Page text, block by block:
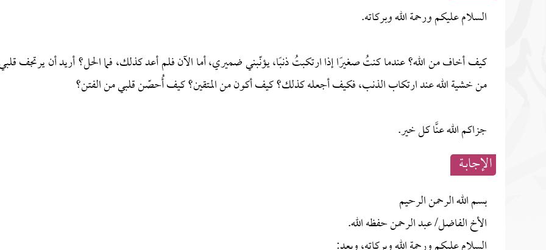
السلام عليكم ورحمة الله وبركاته.
كيف أخاف من الله؟ عندما كنتُ صغيرًا إذا ارتكبتُ ذنبًا، يؤنّبني ضميري، أما الآن فلم أعد كذلك، فما الحل؟ أريد أن يرتجف
من خشية الله عند ارتكاب الذنب، فكيف أجعله كذلك؟ كيف أكون من المتقين؟ كيف أُحصّن قلبي من الفتن؟
جزاكم الله عنَّا كل خير.
الإجابــة
بسم الله الرحمن الرحيم
الأخ الفاضل/ عبد الرحمن حفظه الله.